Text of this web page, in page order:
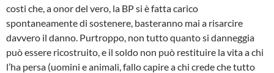
costi che, a onor del vero, la BP si è fatta carico
spontaneamente di sostenere, basteranno mai a risarcire
davvero il danno. Purtroppo, non tutto quanto si danneggia
può essere ricostruito, e il soldo non può restituire la vita a chi
l’ha persa (uomini e animali, fallo capire a chi crede che tutto